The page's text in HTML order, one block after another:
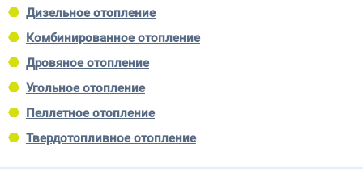
Дизельное отопление
Комбинированное отопление
Дровяное отопление
Угольное отопление
Пеллетное отопление
Твердотопливное отопление